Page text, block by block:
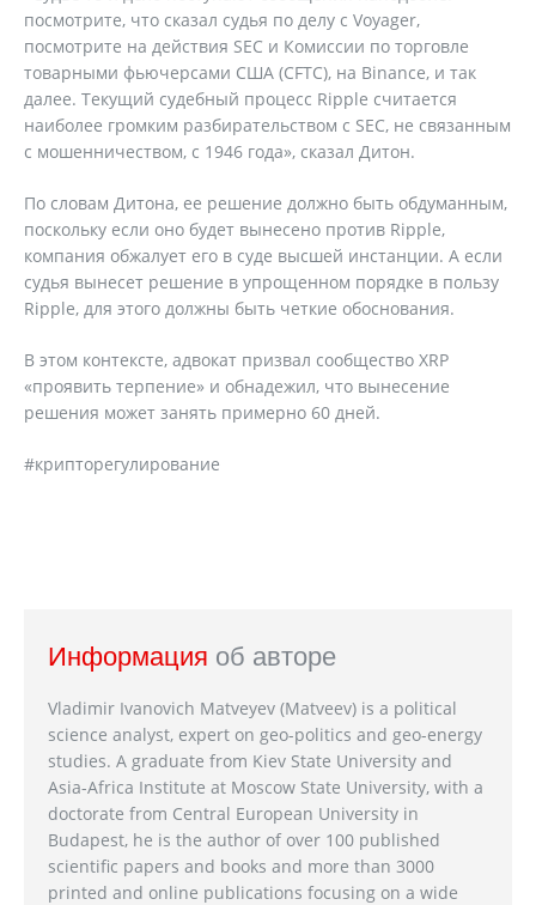
посмотрите, что сказал судья по делу с Voyager,
посмотрите на действия SEC и Комиссии по торговле
товарными фьючерсами США (CFTC), на Binance, и так
далее. Текущий судебный процесс Ripple считается
наиболее громким разбирательством с SEC, не связанным
с мошенничеством, с 1946 года», сказал Дитон.
По словам Дитона, ее решение должно быть обдуманным,
поскольку если оно будет вынесено против Ripple,
компания обжалует его в суде высшей инстанции. А если
судья вынесет решение в упрощенном порядке в пользу
Ripple, для этого должны быть четкие обоснования.
В этом контексте, адвокат призвал сообщество XRP
«проявить терпение» и обнадежил, что вынесение
решения может занять примерно 60 дней.
#крипторегулирование
Информация об авторе
Vladimir Ivanovich Matveyev (Matveev) is a political
science analyst, expert on geo-politics and geo-energy
studies. A graduate from Kiev State University and
Asia-Africa Institute at Moscow State University, with a
doctorate from Central European University in
Budapest, he is the author of over 100 published
scientific papers and books and more than 3000
printed and online publications focusing on a wide